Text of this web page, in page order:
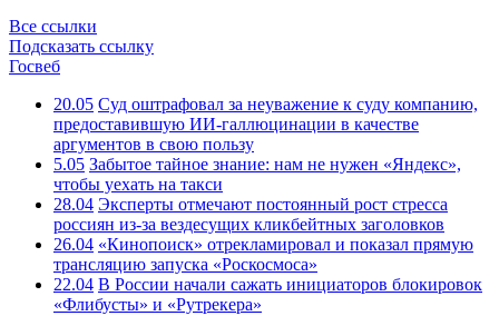
Все ссылки
Подсказать ссылку
Госвеб
20.05 Суд оштрафовал за неуважение к суду компанию,
предоставившую ИИ-галлюцинации в качестве
аргументов в свою пользу
5.05 Забытое тайное знание: нам не нужен «Яндекс»,
чтобы уехать на такси
28.04 Эксперты отмечают постоянный рост стресса
россиян из-за вездесущих кликбейтных заголовков
26.04 «Кинопоиск» отрекламировал и показал прямую
трансляцию запуска «Роскосмоса»
22.04 В России начали сажать инициаторов блокировок
«Флибусты» и «Рутрекера»